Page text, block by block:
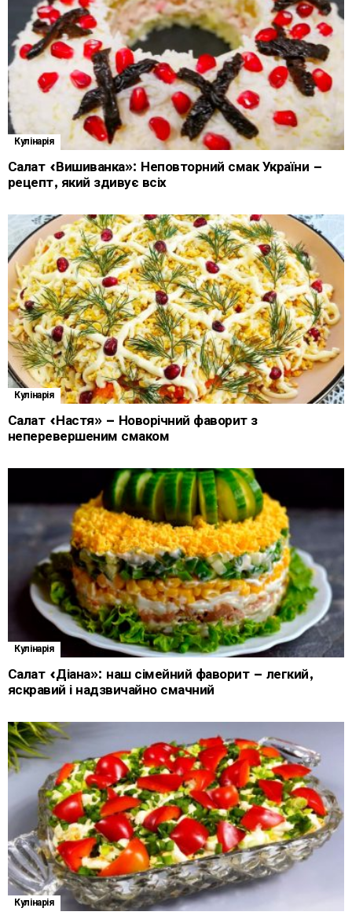
Кулінарія
Салат «Вишиванка»: Неповторний смак України –
рецепт, який здивує всіх
Кулінарія
Салат «Настя» – Новорічний фаворит з
неперевершеним смаком
Кулінарія
Салат «Діана»: наш сімейний фаворит – легкий,
яскравий і надзвичайно смачний
Кулінарія